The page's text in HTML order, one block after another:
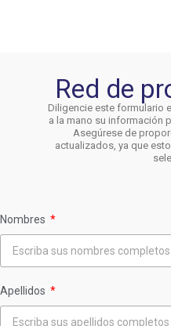
Red de
Diligencie este formulario
a la mano su información
Asegúrese de
actualizados, ya que
Nombres
Apellidos